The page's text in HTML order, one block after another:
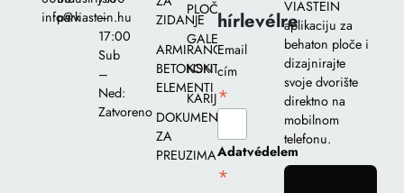
info@viastein.hu
park
–
17:00
Sub
–
Ned:
Zatvoreno
ZIDANJE
ARMIRANO-
BETONSKI
ELEMENTI
DOKUMENTI
ZA
PREUZIMANJE
PLOČA
GALERIJA
KONTAKT
KARIJERA
hírlevélre
Email
cím
*
Adatvédelem
*
VIASTEIN
aplikaciju za
behaton ploče i
dizajnirajte
svoje dvorište
direktno na
mobilnom
telefonu.